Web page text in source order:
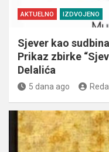
AKTUELNO IZDVOJENO
Sjever kao
Prikaz zbirke
Delalića
5 dana ago